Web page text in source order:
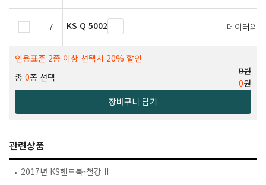
7 KS Q 5002 데이터의
인용표준 2종 이상 선택시 20% 할인
총 0종 선택
0원
0원
장바구니 담기
관련상품
2017년 KS핸드북-철강 II